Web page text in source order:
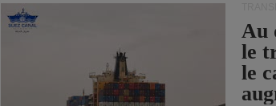
Au
le
le